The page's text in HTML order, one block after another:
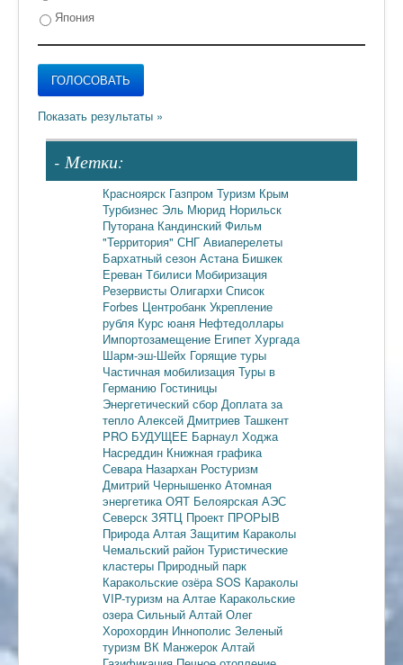
Япония
- Метки:
Красноярск Газпром Туризм Крым
Турбизнес Эль Мюрид Норильск
Путорана Кандинский Фильм
"Территория" СНГ Авиаперелеты
Бархатный сезон Астана Бишкек
Ереван Тбилиси Мобиризация
Резервисты Олигархи Список
Forbes Центробанк Укрепление
рубля Курс юаня Нефтедоллары
Импортозамещение Египет Хургада
Шарм-эш-Шейх Горящие туры
Частичная мобилизация Туры в
Германию Гостиницы
Энергетический сбор Доплата за
тепло Алексей Дмитриев Ташкент
PRO БУДУЩЕЕ Барнаул Ходжа
Насреддин Книжная графика
Севара Назархан Ростуризм
Дмитрий Чернышенко Атомная
энергетика ОЯТ Белоярская АЭС
Северск ЗЯТЦ Проект ПРОРЫВ
Природа Алтая Защитим Караколы
Чемальский район Туристические
кластеры Природный парк
Каракольские озёра SOS Караколы
VIP-туризм на Алтае Каракольские
озера Сильный Алтай Олег
Хорохордин Иннополис Зеленый
туризм ВК Манжерок Алтай